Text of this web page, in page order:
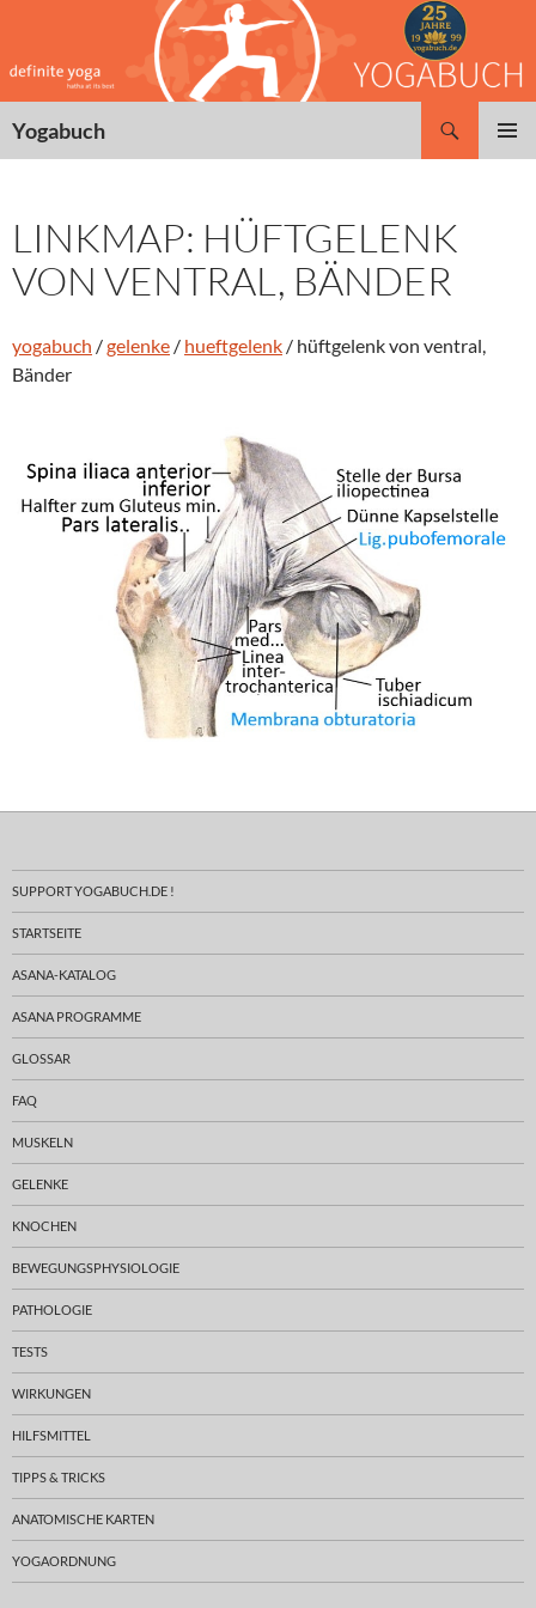
springen
Yogabuch
LINKMAP: HÜFTGELENK
VON VENTRAL, BÄNDER
yogabuch /gelenke / hueftgelenk / hüftgelenk von ventral,
Bänder
SUPPORT YOGABUCH.DE !
STARTSEITE
ASANA-KATALOG
ASANA PROGRAMME
GLOSSAR
FAQ
MUSKELN
GELENKE
KNOCHEN
BEWEGUNGSPHYSIOLOGIE
PATHOLOGIE
TESTS
WIRKUNGEN
HILFSMITTEL
TIPPS & TRICKS
ANATOMISCHE KARTEN
YOGAORDNUNG